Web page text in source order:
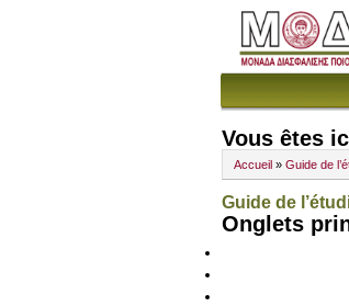
Vous êtes
Accueil » Guide de
Guide de
Onglets